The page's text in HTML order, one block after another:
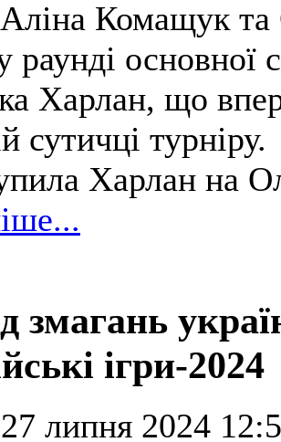
Комащук та
основної
Харлан, що
сутичці турніру.
Харлан на
змагань
ігри-2024
липня 2024